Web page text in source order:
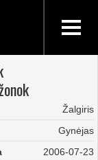
Žalgiris
Gynėjas
2006-07-23